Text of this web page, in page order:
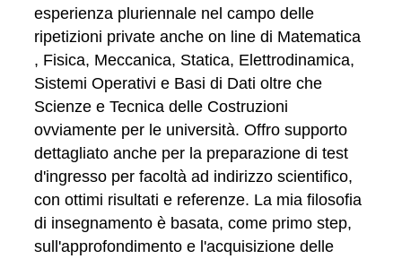
esperienza pluriennale nel campo delle
ripetizioni private anche on line di Matematica
, Fisica, Meccanica, Statica, Elettrodinamica,
Sistemi Operativi e Basi di Dati oltre che
Scienze e Tecnica delle Costruzioni
ovviamente per le università. Offro supporto
dettagliato anche per la preparazione di test
d'ingresso per facoltà ad indirizzo scientifico,
con ottimi risultati e referenze. La mia filosofia
di insegnamento è basata, come primo step,
sull'approfondimento e l'acquisizione delle